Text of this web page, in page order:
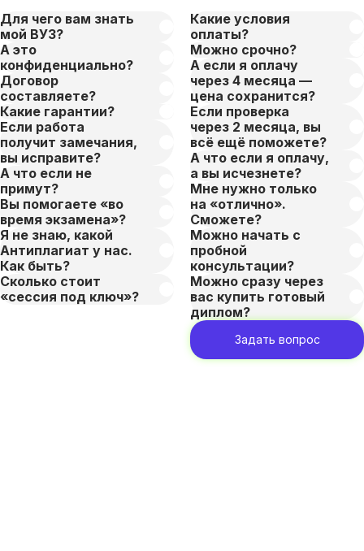
Для чего вам знать
мой ВУЗ?
А это
конфиденциально?
Договор
составляете?
Какие гарантии?
Если работа
получит замечания,
вы исправите?
А что если не
примут?
Вы помогаете «во
время экзамена»?
Я не знаю, какой
Антиплагиат у нас.
Как быть?
Сколько стоит
«сессия под ключ»?
Какие условия
оплаты?
Можно срочно?
А если я оплачу
через 4 месяца —
цена сохранится?
Если проверка
через 2 месяца, вы
всё ещё поможете?
А что если я оплачу,
а вы исчезнете?
Мне нужно только
на «отлично».
Сможете?
Можно начать с
пробной
консультации?
Можно сразу через
вас купить готовый
диплом?
Задать вопрос